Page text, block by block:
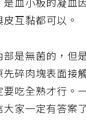
血小板的凝
互黏都可以。
是無菌的，
先碎肉塊表面
吃全熟才行
家一定有答案了